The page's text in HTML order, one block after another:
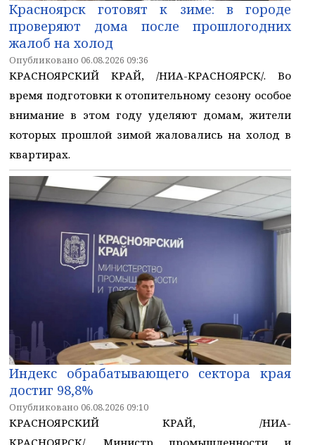
Красноярск готовят к зиме: в городе
проверяют дома после прошлогодних
жалоб на холод
Опубликовано 06.08.2026 09:36
КРАСНОЯРСКИЙ КРАЙ, /НИА-КРАСНОЯРСК/. Во
время подготовки к отопительному сезону особое
внимание в этом году уделяют домам, жители
которых прошлой зимой жаловались на холод в
квартирах.
Индекс обрабатывающего сектора края
достиг 98,8%
Опубликовано 06.08.2026 09:10
КРАСНОЯРСКИЙ КРАЙ, /НИА-
КРАСНОЯРСК/. Министр промышленности и